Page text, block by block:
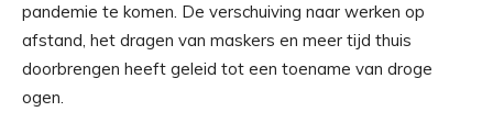
pandemie te komen. De verschuiving naar werken op
afstand, het dragen van maskers en meer tijd thuis
doorbrengen heeft geleid tot een toename van droge
ogen.